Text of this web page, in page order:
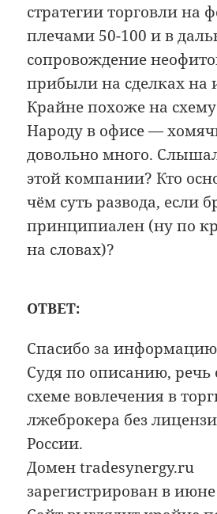
стратегии торговли на
плечами 50-100 и в
сопровождение
прибыли на сделках на
Крайне похоже на схему
Народу в офисе —
довольно много.
этой компании? Кто
чём суть развода, если
принципиален (ну по
на словах)?
ОТВЕТ:
Спасибо за
Судя по описанию, речь
схеме вовлечения в
лжеброкера без
России.
Домен tradesynergy.ru
зарегистрирован в июне